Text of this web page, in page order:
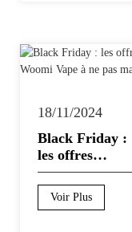
18/11/2024
Black Friday :
les offres
Woomi Vape à
ne pas
manquer
Voir Plus
2024-05-20
La cigarette
électronique
jetable